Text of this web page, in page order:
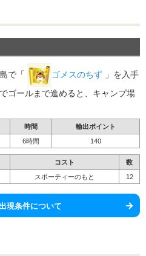
で「 ゴメスのちず 」を入手
ゴールまで進めると、キャンプ場
時間
輸出ポイント
6時間 140
コスト
数
スポーティーのもと 12
現条件について